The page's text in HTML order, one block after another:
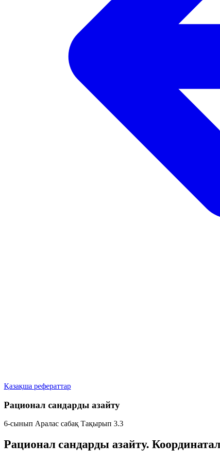
Қазақша рефераттар
Рационал сандарды азайту
6-сынып Аралас сабақ Тақырып 3.3
Рационал сандарды азайту.